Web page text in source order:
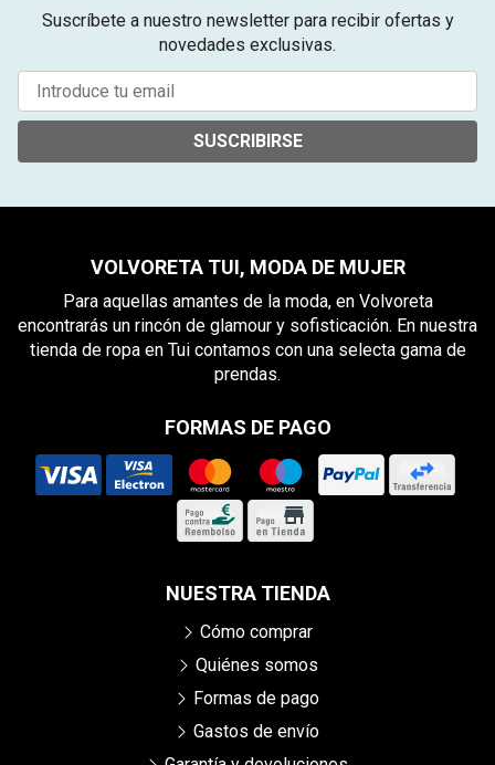
Suscríbete a nuestro newsletter para recibir ofertas y
novedades exclusivas.
SUSCRIBIRSE
VOLVORETA TUI, MODA DE MUJER
Para aquellas amantes de la moda, en Volvoreta
encontrarás un rincón de glamour y sofisticación. En nuestra
tienda de ropa en Tui contamos con una selecta gama de
prendas.
FORMAS DE PAGO
NUESTRA TIENDA
Cómo comprar
Quiénes somos
Formas de pago
Gastos de envío